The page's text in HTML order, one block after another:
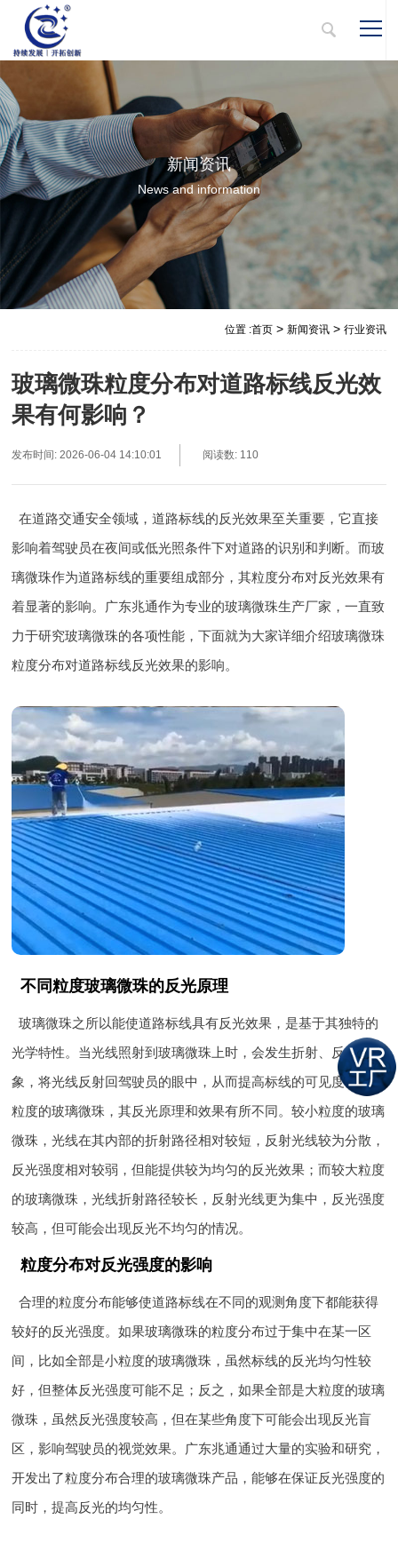
新闻资讯
News and information
位置 :首页> 新闻资讯> 行业资讯
玻璃微珠粒度分布对道路标线反光效
果有何影响？
发布时间: 2026-06-04 14:10:01 阅读数: 110
在道路交通安全领域，道路标线的反光效果至关重要，它直接
影响着驾驶员在夜间或低光照条件下对道路的识别和判断。而玻
璃微珠作为道路标线的重要组成部分，其粒度分布对反光效果有
着显著的影响。广东兆通作为专业的玻璃微珠生产厂家，一直致
力于研究玻璃微珠的各项性能，下面就为大家详细介绍玻璃微珠
粒度分布对道路标线反光效果的影响。
不同粒度玻璃微珠的反光原理
玻璃微珠之所以能使道路标线具有反光效果，是基于其独特的
光学特性。当光线照射到玻璃微珠上时，会发生折射、反射等现
象，将光线反射回驾驶员的眼中，从而提高标线的可见度。不同
粒度的玻璃微珠，其反光原理和效果有所不同。较小粒度的玻璃
微珠，光线在其内部的折射路径相对较短，反射光线较为分散，
反光强度相对较弱，但能提供较为均匀的反光效果；而较大粒度
的玻璃微珠，光线折射路径较长，反射光线更为集中，反光强度
较高，但可能会出现反光不均匀的情况。
粒度分布对反光强度的影响
合理的粒度分布能够使道路标线在不同的观测角度下都能获得
较好的反光强度。如果玻璃微珠的粒度分布过于集中在某一区
间，比如全部是小粒度的玻璃微珠，虽然标线的反光均匀性较
好，但整体反光强度可能不足；反之，如果全部是大粒度的玻璃
微珠，虽然反光强度较高，但在某些角度下可能会出现反光盲
区，影响驾驶员的视觉效果。广东兆通通过大量的实验和研究，
开发出了粒度分布合理的玻璃微珠产品，能够在保证反光强度的
同时，提高反光的均匀性。